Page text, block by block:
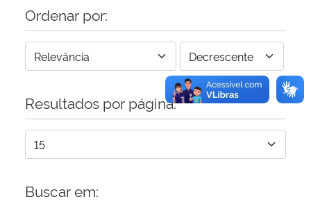
Gabinete de Segurança Institucional
Advocacia-Geral da União
Banco Central do Brasil
Ordenar por:
Resultados por página:
Buscar em: